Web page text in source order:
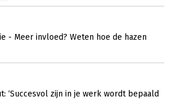
- Meer invloed? Weten hoe de hazen
‘Succesvol zijn in je werk wordt bepaald